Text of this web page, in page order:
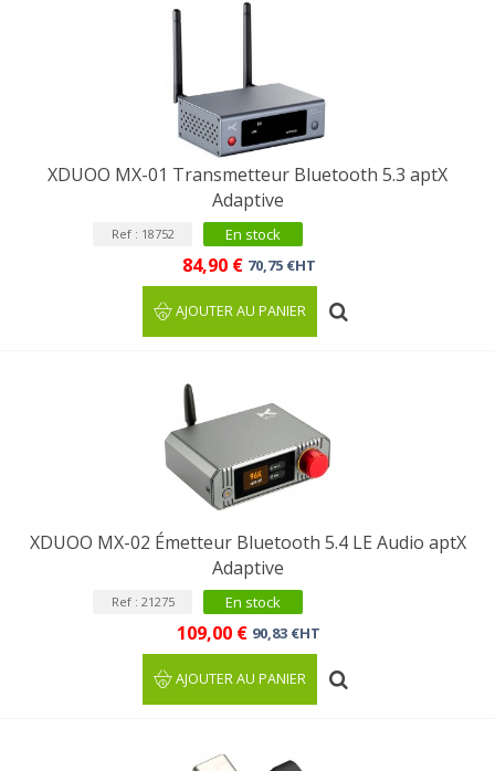
XDUOO MX-01 Transmetteur Bluetooth 5.3 aptX
Adaptive
Ref : 18752 En stock
84,90 € 70,75 €HT
AJOUTER AU PANIER
XDUOO MX-02 Émetteur Bluetooth 5.4 LE Audio aptX
Adaptive
Ref : 21275 En stock
109,00 € 90,83 €HT
AJOUTER AU PANIER